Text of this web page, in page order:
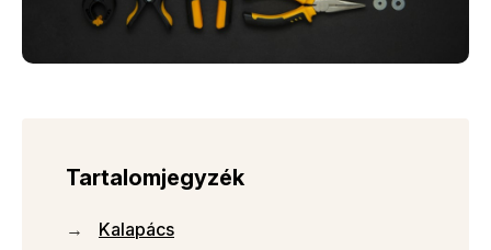
Tartalomjegyzék
Kalapács